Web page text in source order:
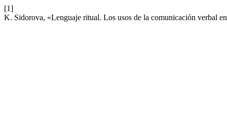
[1]
K. Sidorova, «Lenguaje ritual. Los usos de la comunicación verbal